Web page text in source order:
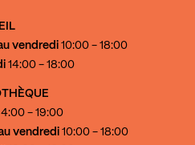
vendredi 10:00 - 18:00
14:00 - 18:00
- 19:00
vendredi 10:00 - 18:00